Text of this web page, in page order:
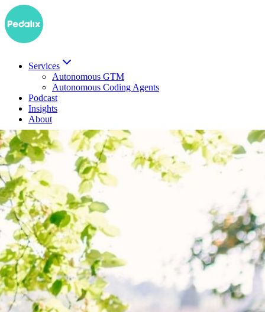
Services
Autonomous GTM
Autonomous Coding Agents
Podcast
Insights
About
ENDemo buchen